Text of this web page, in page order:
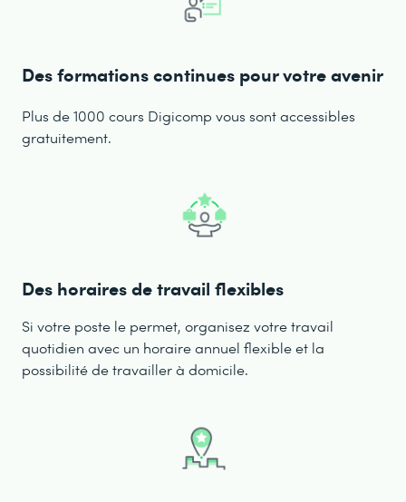
Des formations continues pour votre avenir
Plus de 1000 cours Digicomp vous sont accessibles
gratuitement.
Des horaires de travail flexibles
Si votre poste le permet, organisez votre travail
quotidien avec un horaire annuel flexible et la
possibilité de travailler à domicile.